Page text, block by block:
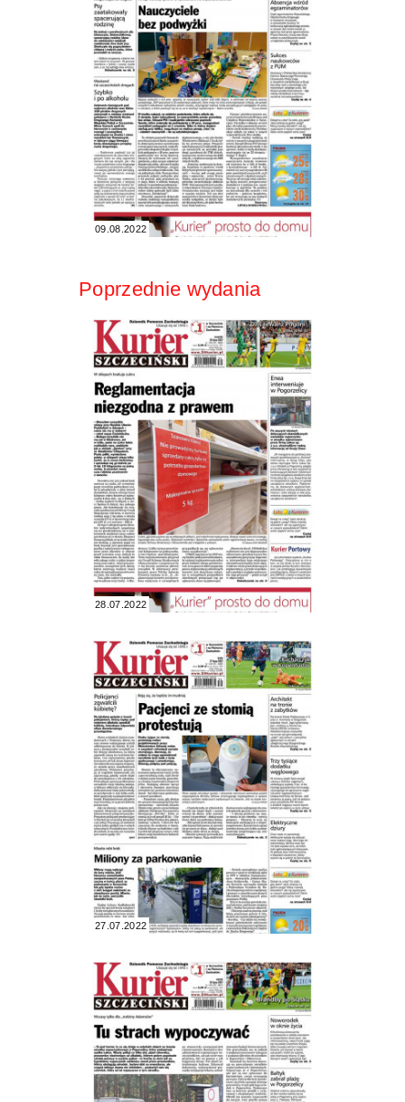
09.08.2022
Poprzednie wydania
28.07.2022
27.07.2022